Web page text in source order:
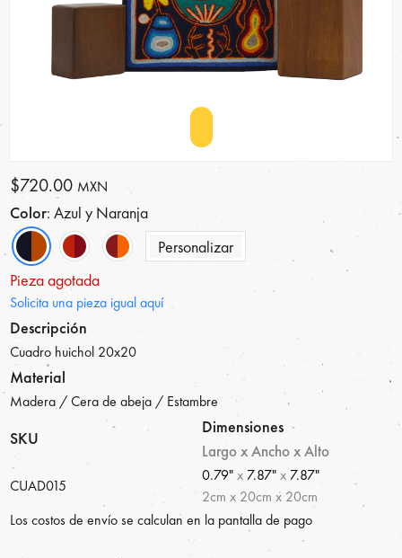
$720.00 MXN
Color: Azul y Naranja
Personalizar
Pieza agotada
Solicita una pieza igual aquí
Descripción
Cuadro huichol 20x20
Material
Madera / Cera de abeja / Estambre
SKU
Dimensiones
Largo x Ancho x Alto
CUAD015
0.79"x 7.87"x 7.87"
2cm x 20cm x 20cm
Los costos de envío se calculan en la pantalla de pago